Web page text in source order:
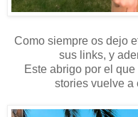
Como siempre os dejo
sus links, y
Este abrigo por el
stories vuelve a